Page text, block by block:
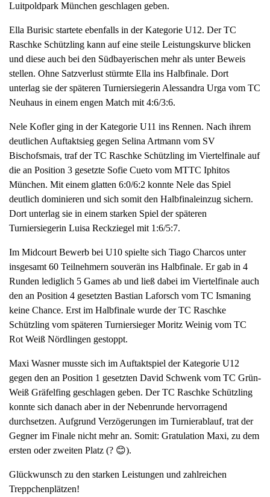
Luitpoldpark München geschlagen geben.
Ella Burisic startete ebenfalls in der Kategorie U12. Der TC
Raschke Schützling kann auf eine steile Leistungskurve blicken
und diese auch bei den Südbayerischen mehr als unter Beweis
stellen. Ohne Satzverlust stürmte Ella ins Halbfinale. Dort
unterlag sie der späteren Turniersiegerin Alessandra Urga vom TC
Neuhaus in einem engen Match mit 4:6/3:6.
Nele Kofler ging in der Kategorie U11 ins Rennen. Nach ihrem
deutlichen Auftaktsieg gegen Selina Artmann vom SV
Bischofsmais, traf der TC Raschke Schützling im Viertelfinale auf
die an Position 3 gesetzte Sofie Cueto vom MTTC Iphitos
München. Mit einem glatten 6:0/6:2 konnte Nele das Spiel
deutlich dominieren und sich somit den Halbfinaleinzug sichern.
Dort unterlag sie in einem starken Spiel der späteren
Turniersiegerin Luisa Reckziegel mit 1:6/5:7.
Im Midcourt Bewerb bei U10 spielte sich Tiago Charcos unter
insgesamt 60 Teilnehmern souverän ins Halbfinale. Er gab in 4
Runden lediglich 5 Games ab und ließ dabei im Viertelfinale auch
den an Position 4 gesetzten Bastian Laforsch vom TC Ismaning
keine Chance. Erst im Halbfinale wurde der TC Raschke
Schützling vom späteren Turniersieger Moritz Weinig vom TC
Rot Weiß Nördlingen gestoppt.
Maxi Wasner musste sich im Auftaktspiel der Kategorie U12
gegen den an Position 1 gesetzten David Schwenk vom TC Grün-
Weiß Gräfelfing geschlagen geben. Der TC Raschke Schützling
konnte sich danach aber in der Nebenrunde hervorragend
durchsetzen. Aufgrund Verzögerungen im Turnierablauf, trat der
Gegner im Finale nicht mehr an. Somit: Gratulation Maxi, zu dem
ersten oder zweiten Platz (? 😊).
Glückwunsch zu den starken Leistungen und zahlreichen
Treppchenplätzen!